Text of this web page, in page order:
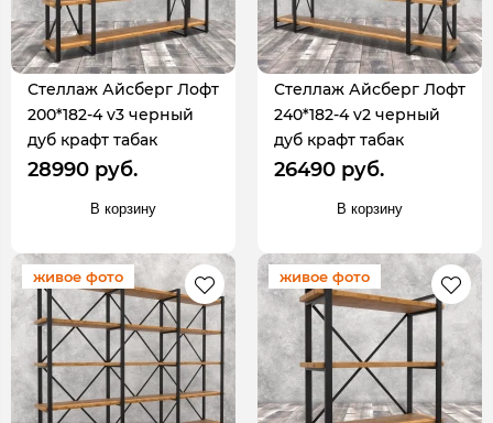
Стеллаж Айсберг Лофт
200*182-4 v3 черный
дуб крафт табак
28990 руб.
В корзину
Стеллаж Айсберг Лофт
240*182-4 v2 черный
дуб крафт табак
26490 руб.
В корзину
живое фото живое фото